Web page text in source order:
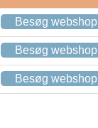
Besøg webshop
Besøg webshop
Besøg webshop